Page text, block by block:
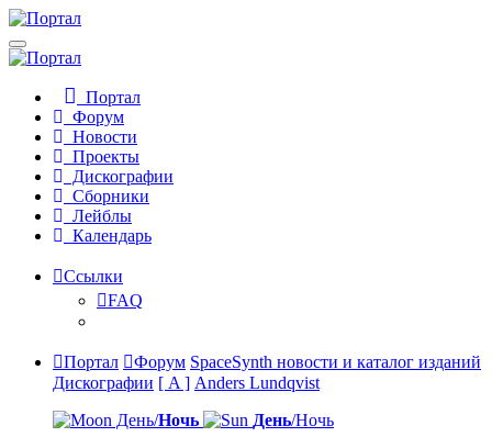
Портал
Форум
Новости
Проекты
Дискографии
Сборники
Лейблы
Календарь
Ссылки
FAQ
Портал Форум SpaceSynth новости и каталог изданий
Дискографии [ A ] Anders Lundqvist
День/Ночь День/Ночь